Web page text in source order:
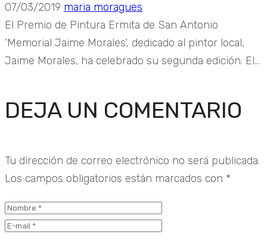
07/03/2019 maria moragues
El Premio de Pintura Ermita de San Antonio
‘Memorial Jaime Morales’, dedicado al pintor local,
Jaime Morales, ha celebrado su segunda edición. El...
DEJA UN COMENTARIO
Tu dirección de correo electrónico no será publicada.
Los campos obligatorios están marcados con *